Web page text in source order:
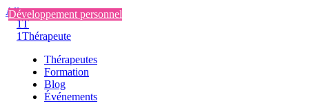
Aller au contenu
1T
1Thérapeute
Thérapeutes
Formation
Blog
Événements
Développement personnel